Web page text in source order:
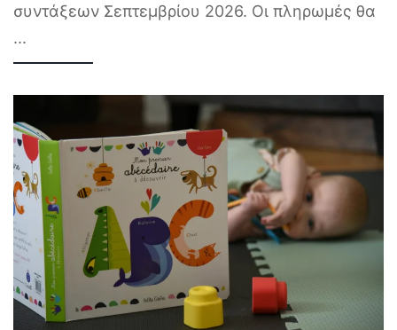
συντάξεων Σεπτεμβρίου 2026. Οι πληρωμές θα
...